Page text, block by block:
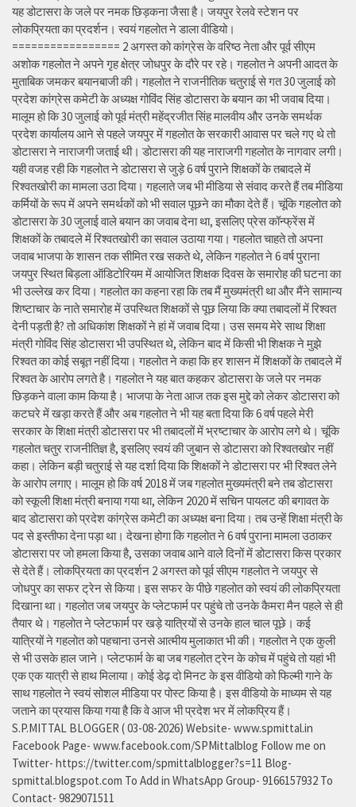
यह डोटासरा के जले पर नमक छिड़कना जैसा है। जयपुर रेलवे स्टेशन पर
लोकप्रियता का प्रदर्शन। स्वयं गहलोत ने डाला वीडियो।
================= 2 अगस्त को कांग्रेस के वरिष्ठ नेता और पूर्व सीएम
अशोक गहलोत ने अपने गृह क्षेत्र जोधपुर के दौरे पर रहे। गहलोत ने अपनी आदत के
मुताबिक जमकर बयानबाजी की। गहलोत ने राजनीतिक चतुराई से गत 30 जुलाई को
प्रदेश कांग्रेस कमेटी के अध्यक्ष गोविंद सिंह डोटासरा के बयान का भी जवाब दिया।
मालूम हो कि 30 जुलाई को पूर्व मंत्री महेंद्रजीत सिंह मालवीय और उनके समर्थक
प्रदेश कार्यालय आने से पहले जयपुर में गहलोत के सरकारी आवास पर चले गए थे तो
डोटासरा ने नाराजगी जताई थी। डोटासरा की यह नाराजगी गहलोत के नागवार लगी।
यही वजह रही कि गहलोत ने डोटासरा से जुड़े 6 वर्ष पुराने शिक्षकों के तबादले में
रिश्वतखोरी का मामला उठा दिया। गहलाते जब भी मीडिया से संवाद करते हैं तब मीडिया
कर्मियों के रूप में अपने समर्थकों को भी सवाल पूछने का मौका देते हैं। चूंकि गहलोत को
डोटासरा के 30 जुलाई वाले बयान का जवाब देना था, इसलिए प्रेस कॉन्फ्रेंस में
शिक्षकों के तबादले में रिश्वतखोरी का सवाल उठाया गया। गहलोत चाहते तो अपना
जवाब भाजपा के शासन तक सीमित रख सकते थे, लेकिन गहलोत ने 6 वर्ष पुराना
जयपुर स्थित बिड़ला ऑडिटोरियम में आयोजित शिक्षक दिवस के समारोह की घटना का
भी उल्लेख कर दिया। गहलोत का कहना रहा कि तब मैं मुख्यमंत्री था और मैंने सामान्य
शिष्टाचार के नाते समारोह में उपस्थित शिक्षकों से पूछ लिया कि क्या तबादलों में रिश्वत
देनी पड़ती है? तो अधिकांश शिक्षकों ने हां में जवाब दिया। उस समय मेरे साथ शिक्षा
मंत्री गोविंद सिंह डोटासरा भी उपस्थित थे, लेकिन बाद में किसी भी शिक्षक ने मुझे
रिश्वत का कोई सबूत नहीं दिया। गहलोत ने कहा कि हर शासन में शिक्षकों के तबादले में
रिश्वत के आरोप लगते है। गहलोत ने यह बात कहकर डोटासरा के जले पर नमक
छिड़कने वाला काम किया है। भाजपा के नेता आज तक इस मुद्दे को लेकर डोटासरा को
कटघरे में खड़ा करते हैं और अब गहलोत ने भी यह बता दिया कि 6 वर्ष पहले मेरी
सरकार के शिक्षा मंत्री डोटासरा पर भी तबादलों में भ्रष्टाचार के आरोप लगे थे। चूंकि
गहलोत चतुर राजनीतिज्ञ है, इसलिए स्वयं की जुबान से डोटासरा को रिश्वतखोर नहीं
कहा। लेकिन बड़ी चतुराई से यह दर्शा दिया कि शिक्षकों ने डोटासरा पर भी रिश्वत लेने
के आरोप लगाए। मालूम हो कि वर्ष 2018 में जब गहलोत मुख्यमंत्री बने तब डोटासरा
को स्कूली शिक्षा मंत्री बनाया गया था, लेकिन 2020 में सचिन पायलट की बगावत के
बाद डोटासरा को प्रदेश कांग्रेस कमेटी का अध्यक्ष बना दिया। तब उन्हें शिक्षा मंत्री के
पद से इस्तीफा देना पड़ा था। देखना होगा कि गहलोत ने 6 वर्ष पुराना मामला उठाकर
डोटासरा पर जो हमला किया है, उसका जवाब आने वाले दिनों में डोटासरा किस प्रकार
से देते हैं। लोकप्रियता का प्रदर्शन 2 अगस्त को पूर्व सीएम गहलोत ने जयपुर से
जोधपुर का सफर ट्रेन से किया। इस सफर के पीछे गहलोत को स्वयं की लोकप्रियता
दिखाना था। गहलोत जब जयपुर के प्लेटफार्म पर पहुंचे तो उनके कैमरा मैन पहले से ही
तैयार थे। गहलोत ने प्लेटफार्म पर खड़े यात्रियों से उनके हाल चाल पूछे। कई
यात्रियों ने गहलोत को पहचाना उनसे आत्मीय मुलाकात भी की। गहलोत ने एक कुली
से भी उसके हाल जाने। प्लेटफार्म के बा जब गहलोत ट्रेन के कोच में पहुंचे तो यहां भी
एक एक यात्री से हाथ मिलाया। कोई डेढ़ दो मिनट के इस वीडियो को फिल्मी गाने के
साथ गहलोत ने स्वयं सोशल मीडिया पर पोस्ट किया है। इस वीडियो के माध्यम से यह
जताने का प्रयास किया गया है कि वे आज भी प्रदेश भर में लोकप्रिय हैं।
S.P.MITTAL BLOGGER ( 03-08-2026) Website- www.spmittal.in
Facebook Page- www.facebook.com/SPMittalblog Follow me on
Twitter- https://twitter.com/spmittalblogger?s=11 Blog-
spmittal.blogspot.com To Add in WhatsApp Group- 9166157932 To
Contact- 9829071511